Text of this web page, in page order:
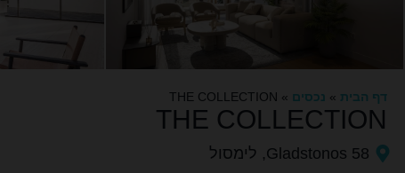
דף הבית » נכסים »
THE COLLECTION
THE COLLECTION
Gladstonos 58, לימסול